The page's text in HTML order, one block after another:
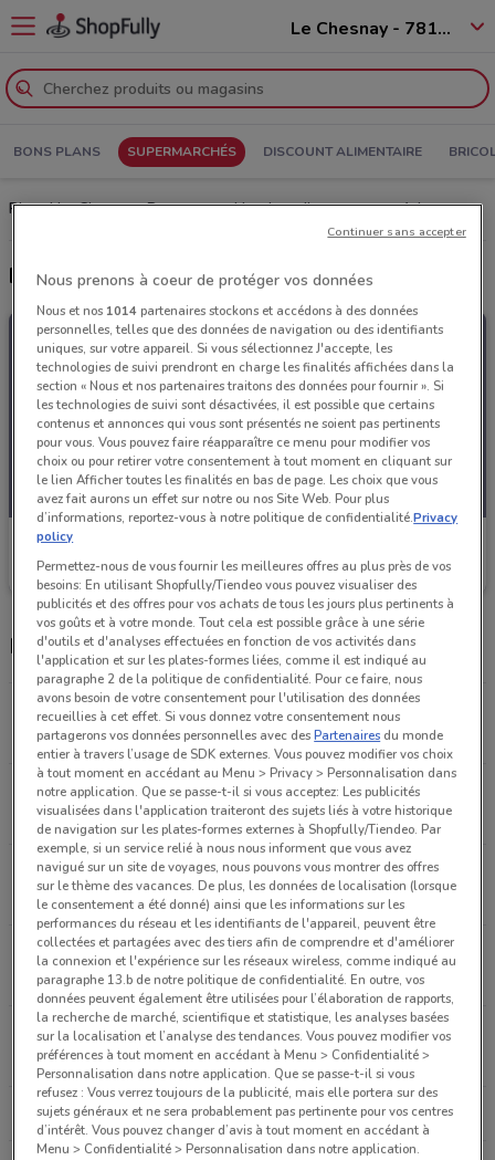
Le Chesnay - 78150
BONS PLANS SUPERMARCHÉS DISCOUNT ALIMENTAIRE
Picard Le Chesnay: Prospectus, Horaires d’ouverture et Adresses
Derniers catalogues Picard
Picard
Valable jusqu'au 13/09 293 m
Magasins Picard dans les environs
22 RUE DE VERSAILLES Le Chesnay Rocquencourt
293 m
OUVERT
9 avenue Dutratre Le Chesnay
1.3 km
OUVERT
76 rue de la Paroisse Versailles
1.4 km
OUVERT
21 rue de Montreuil Versailles
1.8 km
OUVERT
11 rue de Satory Versailles
2.1 km
OUVERT
Tous les magasins Picard
Nous prenons à coeur de protéger vos données
Nous et nos 1014partenaires stockons et accédons à des données
personnelles, telles que des données de navigation ou des identifiants
uniques, sur votre appareil. Si vous sélectionnez J'accepte, les
technologies de suivi prendront en charge les finalités affichées dans la
section « Nous et nos partenaires traitons des données pour fournir ». Si
les technologies de suivi sont désactivées, il est possible que certains
contenus et annonces qui vous sont présentés ne soient pas pertinents
pour vous. Vous pouvez faire réapparaître ce menu pour modifier vos
choix ou pour retirer votre consentement à tout moment en cliquant sur
le lien Afficher toutes les finalités en bas de page. Les choix que vous
avez fait aurons un effet sur notre ou nos Site Web. Pour plus
d’informations, reportez-vous à notre politique de confidentialité.Privacy
policy
Permettez-nous de vous fournir les meilleures offres au plus près de vos
besoins: En utilisant Shopfully/Tiendeo vous pouvez visualiser des
publicités et des offres pour vos achats de tous les jours plus pertinents à
vos goûts et à votre monde. Tout cela est possible grâce à une série
d'outils et d'analyses effectuées en fonction de vos activités dans
l'application et sur les plates-formes liées, comme il est indiqué au
paragraphe 2 de la politique de confidentialité. Pour ce faire, nous
avons besoin de votre consentement pour l'utilisation des données
recueillies à cet effet. Si vous donnez votre consentement nous
partagerons vos données personnelles avec desPartenaires du monde
entier à travers l’usage de SDK externes. Vous pouvez modifier vos choix
à tout moment en accédant au Menu > Privacy > Personnalisation dans
notre application. Que se passe-t-il si vous acceptez: Les publicités
visualisées dans l'application traiteront des sujets liés à votre historique
de navigation sur les plates-formes externes à Shopfully/Tiendeo. Par
exemple, si un service relié à nous nous informent que vous avez
navigué sur un site de voyages, nous pouvons vous montrer des offres
sur le thème des vacances. De plus, les données de localisation (lorsque
le consentement a été donné) ainsi que les informations sur les
performances du réseau et les identifiants de l'appareil, peuvent être
collectées et partagées avec des tiers afin de comprendre et d'améliorer
la connexion et l'expérience sur les réseaux wireless, comme indiqué au
paragraphe 13.b de notre politique de confidentialité. En outre, vos
données peuvent également être utilisées pour l’élaboration de rapports,
la recherche de marché, scientifique et statistique, les analyses basées
sur la localisation et l’analyse des tendances. Vous pouvez modifier vos
préférences à tout moment en accédant à Menu > Confidentialité >
Personnalisation dans notre application. Que se passe-t-il si vous
refusez : Vous verrez toujours de la publicité, mais elle portera sur des
sujets généraux et ne sera probablement pas pertinente pour vos centres
d’intérêt. Vous pouvez changer d’avis à tout moment en accédant à
Menu > Confidentialité > Personnalisation dans notre application.
Continuer sans accepter